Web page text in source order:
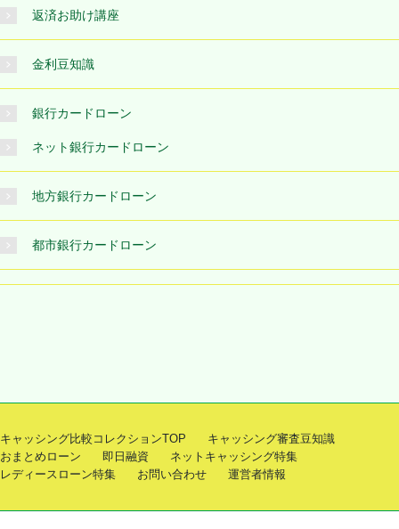
返済お助け講座
金利豆知識
銀行カードローン
ネット銀行カードローン
地方銀行カードローン
都市銀行カードローン
キャッシング比較コレクションTOP
キャッシング審査豆知識
おまとめローン
即日融資
ネットキャッシング特集
レディースローン特集
お問い合わせ 運営者情報